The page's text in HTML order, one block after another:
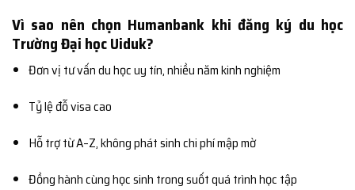
Vì sao nên chọn Humanbank khi đăng ký du học
Trường Đại học Uiduk?
Đơn vị tư vấn du học uy tín, nhiều năm kinh nghiệm
Tỷ lệ đỗ visa cao
Hỗ trợ từ A–Z, không phát sinh chi phí mập mờ
Đồng hành cùng học sinh trong suốt quá trình học tập